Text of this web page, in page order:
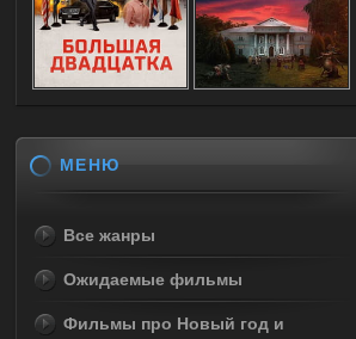
МЕНЮ
Все жанры
Ожидаемые фильмы
Фильмы про Новый год и